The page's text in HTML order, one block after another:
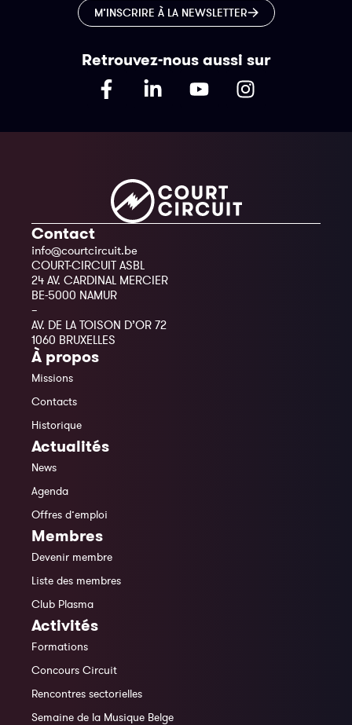
M’INSCRIRE À LA NEWSLETTER
Retrouvez-nous aussi sur
Contact
info@courtcircuit.be
COURT-CIRCUIT ASBL
24 AV. CARDINAL MERCIER
BE-5000 NAMUR
–
AV. DE LA TOISON D’OR 72
1060 BRUXELLES
À propos
Missions
Contacts
Historique
Actualités
News
Agenda
Offres d’emploi
Membres
Devenir membre
Liste des membres
Club Plasma
Activités
Formations
Concours Circuit
Rencontres sectorielles
Semaine de la Musique Belge